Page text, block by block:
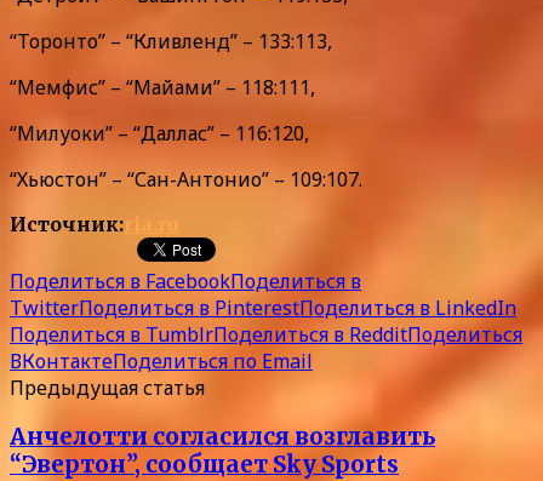
“Торонто” – “Кливленд” – 133:113,
“Мемфис” – “Майами” – 118:111,
“Милуоки” – “Даллас” – 116:120,
“Хьюстон” – “Сан-Антонио” – 109:107.
Источник:ria.ru
Поделиться в FacebookПоделиться в
TwitterПоделиться в PinterestПоделиться в LinkedIn
Поделиться в TumblrПоделиться в RedditПоделиться
ВКонтактеПоделиться по Email
Предыдущая статья
Анчелотти согласился возглавить
“Эвертон”, сообщает Sky Sports